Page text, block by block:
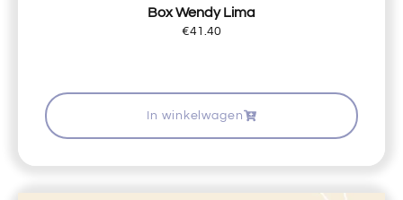
Box Wendy Lima
€41.40
In winkelwagen